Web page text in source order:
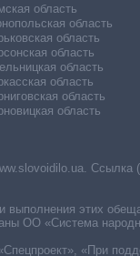
область
область
область
область
область
область
область
область
Ссылка
этих
ОО «Система
«При